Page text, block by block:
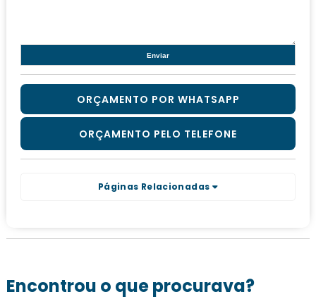
ORÇAMENTO POR WHATSAPP
ORÇAMENTO PELO TELEFONE
Páginas Relacionadas
Encontrou o que procurava?